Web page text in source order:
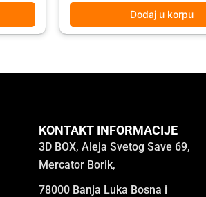
Dodaj u korpu
KONTAKT INFORMACIJE
3D BOX, Aleja Svetog Save 69,
Mercator Borik,
78000 Banja Luka Bosna i